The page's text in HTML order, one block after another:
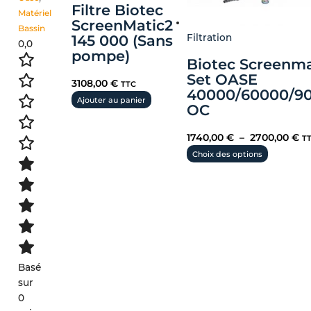
Matériel
Bassin
0,0
Basé
sur
0
Filtre Biotec
ScreenMatic2
145 000 (Sans
pompe)
3108,00 € TTC
Ajouter au panier
Filtration
Biotec
Set OASE
40000/60000/
OC
1740,00 € – 2700,00 €
Choix des options